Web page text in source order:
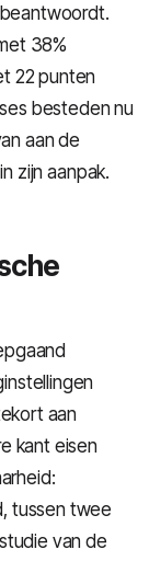
38%
22 punten
besteden nu
aan de
zijn aanpak.
aan
kant eisen
tussen twee
van de